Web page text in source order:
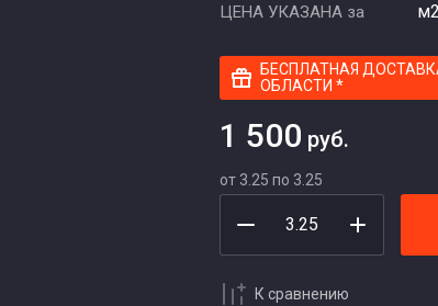
ЦЕНА УКАЗАНА за м2
БЕСПЛАТНАЯ
ОБЛАСТИ *
1 500 руб.
от 3.25 по 3.25
К сравнению